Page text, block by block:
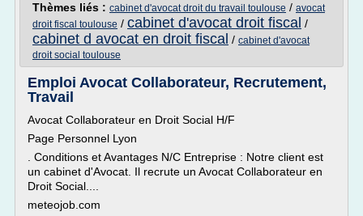
Thèmes liés : cabinet d'avocat droit du travail toulouse / avocat
droit fiscal toulouse / cabinet d'avocat droit fiscal /
cabinet d avocat en droit fiscal / cabinet d'avocat
droit social toulouse
Emploi Avocat Collaborateur, Recrutement,
Travail
Avocat Collaborateur en Droit Social H/F
Page Personnel Lyon
. Conditions et Avantages N/C Entreprise : Notre client est
un cabinet d'Avocat. Il recrute un Avocat Collaborateur en
Droit Social....
meteojob.com